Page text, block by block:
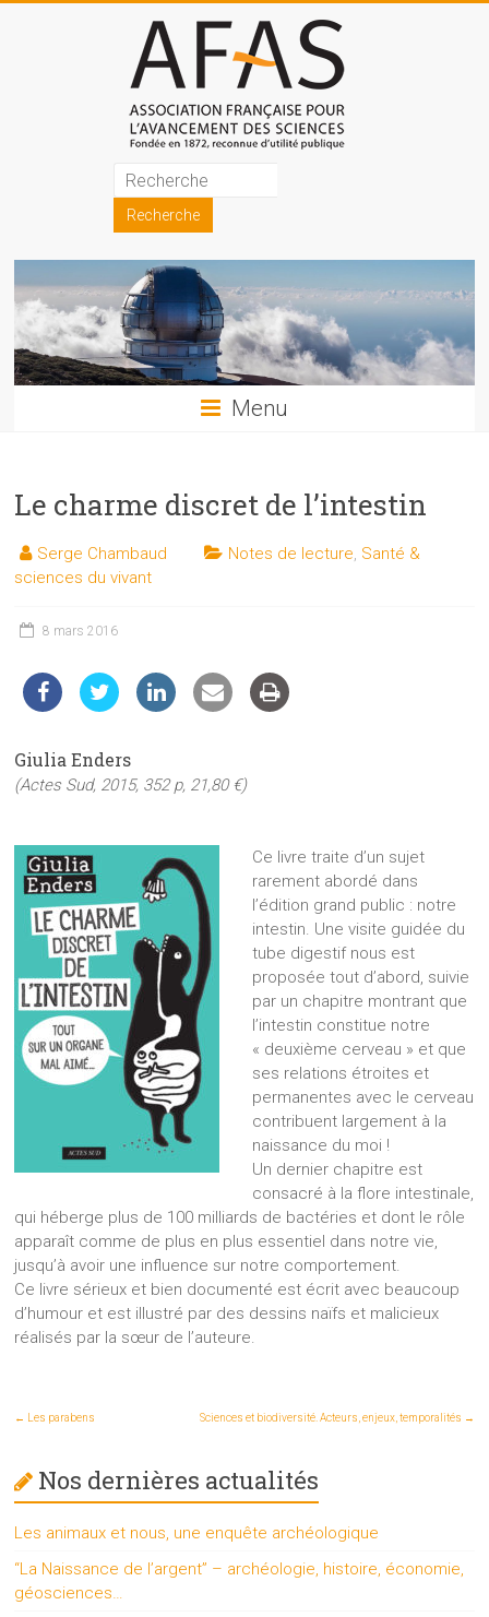
Association
française
pour
l'avancement
des
sciences
les
et
les
auprès
public
Menu
Le charme discret de l’intestin
Serge Chambaud Notes de lecture Santé &
sciences du vivant
8 mars 2016
Giulia Enders
(Actes Sud, 2015, 352 p, 21,80 €)
Ce livre traite d’un sujet
rarement abordé dans
l’édition grand public : notre
intestin. Une visite guidée du
tube digestif nous est
proposée tout d’abord, suivie
par un chapitre montrant que
l’intestin constitue notre
« deuxième cerveau » et que
ses relations étroites et
permanentes avec le cerveau
contribuent largement à la
naissance du moi !
Un dernier chapitre est
consacré à la flore intestinale,
qui héberge plus de 100 milliards de bactéries et dont le rôle
apparaît comme de plus en plus essentiel dans notre vie,
jusqu’à avoir une influence sur notre comportement.
Ce livre sérieux et bien documenté est écrit avec beaucoup
d’humour et est illustré par des dessins naïfs et malicieux
réalisés par la sœur de l’auteure.
← Les parabens Sciences et biodiversité. Acteurs, enjeux, temporalités →
Nos dernières actualités
Les animaux et nous, une enquête archéologique
“La Naissance de l’argent” – archéologie, histoire, économie,
géosciences…